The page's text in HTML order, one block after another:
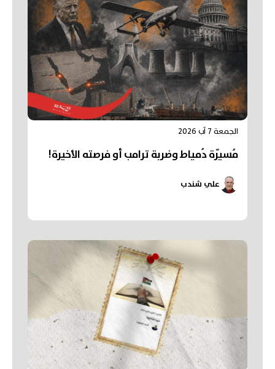
الجمعة 7 آب 2026
مُسيّرة دُمياط وضربة ترامب أو فرصته الأخيرة!
علي شندب